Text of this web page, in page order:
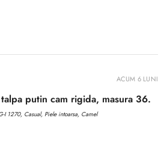
putin cam rigida, masura 36.
I 1270, Casual, Piele intoarsa, Camel
ACUM 6 LUNI